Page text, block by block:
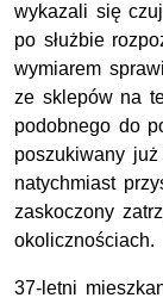
wykazali się
po służbie
wymiarem
ze sklepów na
podobnego do
poszukiwany
natychmiast
zaskoczony
okolicznościach.
37-letni